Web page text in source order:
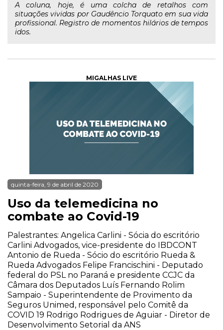
A coluna, hoje, é uma colcha de retalhos com
situações vividas por Gaudêncio Torquato em sua vida
profissional. Registro de momentos hilários de tempos
idos.
MIGALHAS LIVE
quinta-feira, 9 de abril de 2020
Uso da telemedicina no
combate ao Covid-19
Palestrantes: Angelica Carlini - Sócia do escritório
Carlini Advogados, vice-presidente do IBDCONT
Antonio de Rueda - Sócio do escritório Rueda &
Rueda Advogados Felipe Francischini - Deputado
federal do PSL no Paraná e presidente CCJC da
Câmara dos Deputados Luís Fernando Rolim
Sampaio - Superintendente de Provimento da
Seguros Unimed, responsável pelo Comitê da
COVID 19 Rodrigo Rodrigues de Aguiar - Diretor de
Desenvolvimento Setorial da ANS